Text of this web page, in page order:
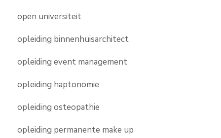
open universiteit
opleiding binnenhuisarchitect
opleiding event management
opleiding haptonomie
opleiding osteopathie
opleiding permanente make up